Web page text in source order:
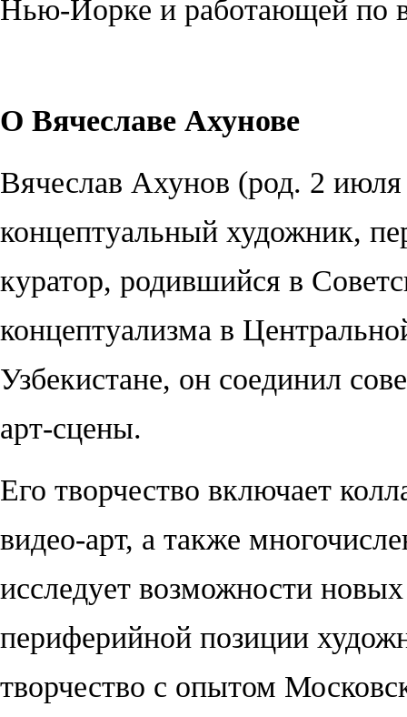
Нью-Йорке и работающей по
О Вячеславе Ахунове
Вячеслав Ахунов (род. 2
концептуальный художник,
куратор, родившийся в
концептуализма в
Узбекистане, он соединил
арт-сцены.
Его творчество включает
видео-арт, а также
исследует возможности
периферийной позиции
творчество с опытом